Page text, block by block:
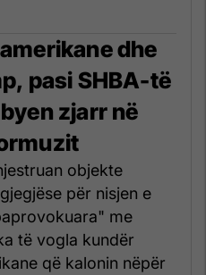
dhe
pasi SHBA-të
zjarr në
objekte
për nisjen e
me
të vogla kundër
që kalonin nëpër